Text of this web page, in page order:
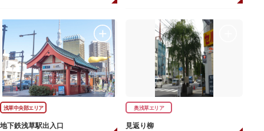
浅草中央部エリア
地下鉄浅草駅出入口
奥浅草エリア
見返り柳